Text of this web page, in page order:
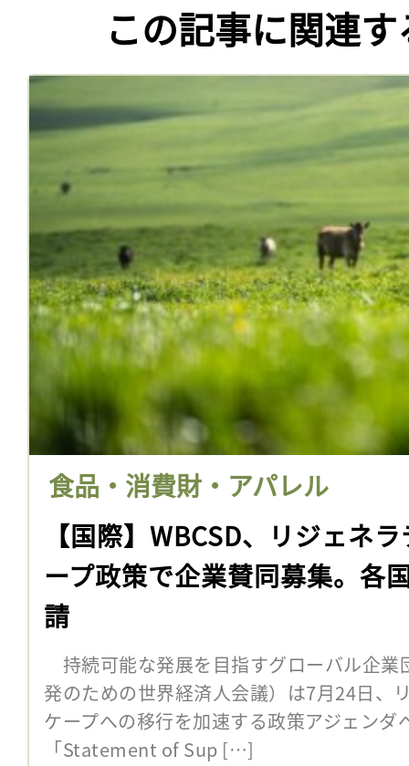
この記事に関連
食品・消費財・アパレル
【国際】WBCSD、リジェネ
ープ政策で企業賛同募集。各
請
持続可能な発展を目指すグローバル企業
発のための世界経済人会議）は7月24日、
ケープへの移行を加速する政策アジェンダ
「Statement of Sup […]